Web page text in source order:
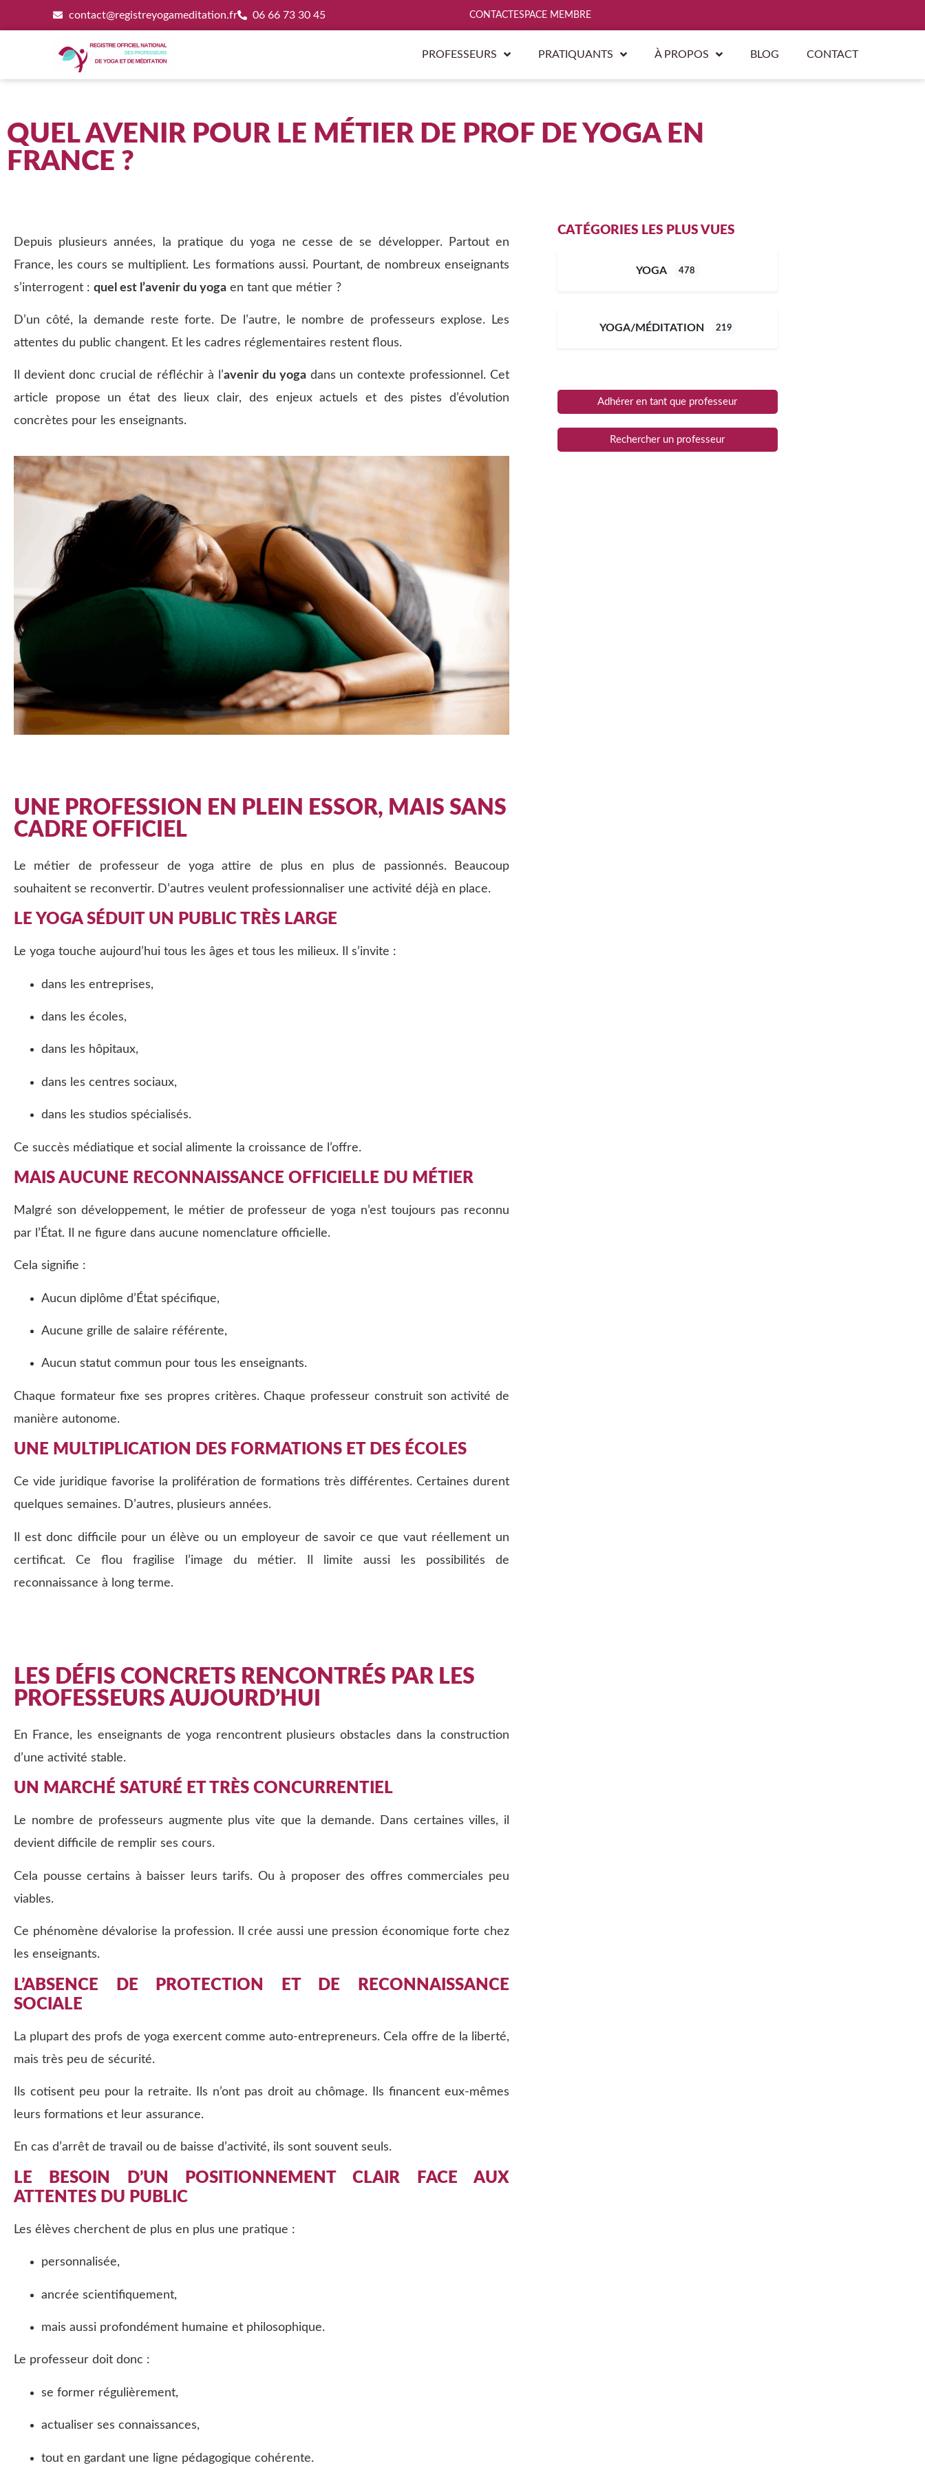
contact@registreyogameditation.fr 06 66 73 30 45 CONTACT ESPACE MEMBRE
PROFESSEURS PRATIQUANTS À PROPOS BLOG CONTACT
QUEL AVENIR POUR LE MÉTIER DE PROF DE YOGA EN
FRANCE ?
Depuis plusieurs années, la pratique du yoga ne cesse de se développer. Partout en
France, les cours se multiplient. Les formations aussi. Pourtant, de nombreux enseignants
s’interrogent : quel est l’avenir du yoga en tant que métier ?
D’un côté, la demande reste forte. De l’autre, le nombre de professeurs explose. Les
attentes du public changent. Et les cadres réglementaires restent flous.
Il devient donc crucial de réfléchir à l’avenir du yogadans un contexte professionnel. Cet
article propose un état des lieux clair, des enjeux actuels et des pistes d’évolution
concrètes pour les enseignants.
UNE PROFESSION EN PLEIN ESSOR, MAIS SANS
CADRE OFFICIEL
Le métier de professeur de yoga attire de plus en plus de passionnés. Beaucoup
souhaitent se reconvertir. D’autres veulent professionnaliser une activité déjà en place.
LE YOGA SÉDUIT UN PUBLIC TRÈS LARGE
Le yoga touche aujourd’hui tous les âges et tous les milieux. Il s’invite :
dans les entreprises,
dans les écoles,
dans les hôpitaux,
dans les centres sociaux,
dans les studios spécialisés.
Ce succès médiatique et social alimente la croissance de l’offre.
MAIS AUCUNE RECONNAISSANCE OFFICIELLE DU MÉTIER
Malgré son développement, le métier de professeur de yoga n’est toujours pas reconnu
par l’État. Il ne figure dans aucune nomenclature officielle.
Cela signifie :
Aucun diplôme d’État spécifique,
Aucune grille de salaire référente,
Aucun statut commun pour tous les enseignants.
Chaque formateur fixe ses propres critères. Chaque professeur construit son activité de
manière autonome.
UNE MULTIPLICATION DES FORMATIONS ET DES ÉCOLES
Ce vide juridique favorise la prolifération de formations très différentes. Certaines durent
quelques semaines. D’autres, plusieurs années.
Il est donc difficile pour un élève ou un employeur de savoir ce que vaut réellement un
certificat. Ce flou fragilise l’image du métier. Il limite aussi les possibilités de
reconnaissance à long terme.
LES DÉFIS CONCRETS RENCONTRÉS PAR LES
PROFESSEURS AUJOURD’HUI
En France, les enseignants de yoga rencontrent plusieurs obstacles dans la construction
d’une activité stable.
UN MARCHÉ SATURÉ ET TRÈS CONCURRENTIEL
Le nombre de professeurs augmente plus vite que la demande. Dans certaines villes, il
devient difficile de remplir ses cours.
Cela pousse certains à baisser leurs tarifs. Ou à proposer des offres commerciales peu
viables.
Ce phénomène dévalorise la profession. Il crée aussi une pression économique forte chez
les enseignants.
L’ABSENCE DE PROTECTION ET DE RECONNAISSANCE
SOCIALE
La plupart des profs de yoga exercent comme auto-entrepreneurs. Cela offre de la liberté,
mais très peu de sécurité.
Ils cotisent peu pour la retraite. Ils n’ont pas droit au chômage. Ils financent eux-mêmes
leurs formations et leur assurance.
En cas d’arrêt de travail ou de baisse d’activité, ils sont souvent seuls.
LE BESOIN D’UN POSITIONNEMENT CLAIR FACE AUX
ATTENTES DU PUBLIC
Les élèves cherchent de plus en plus une pratique :
personnalisée,
ancrée scientifiquement,
mais aussi profondément humaine et philosophique.
Le professeur doit donc :
se former régulièrement,
actualiser ses connaissances,
tout en gardant une ligne pédagogique cohérente.
CATÉGORIES LES PLUS VUES
YOGA 478
YOGA/MÉDITATION 219
Adhérer en tant que professeur
Rechercher un professeur